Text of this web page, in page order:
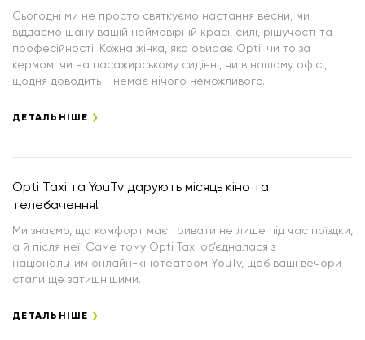
Сьогодні ми не просто святкуємо настання весни, ми
віддаємо шану вашій неймовірній красі, силі, рішучості та
професійності. Кожна жінка, яка обирає Opti: чи то за
кермом, чи на пасажирському сидінні, чи в нашому офісі,
щодня доводить - немає нічого неможливого.
ДЕТАЛЬНІШЕ
Opti Taxi та YouTv дарують місяць кіно та
телебачення!
Ми знаємо, що комфорт має тривати не лише під час поїздки,
а й після неї. Саме тому Opti Taxi об’єдналася з
національним онлайн-кінотеатром YouTv, щоб ваші вечори
стали ще затишнішими.
ДЕТАЛЬНІШЕ